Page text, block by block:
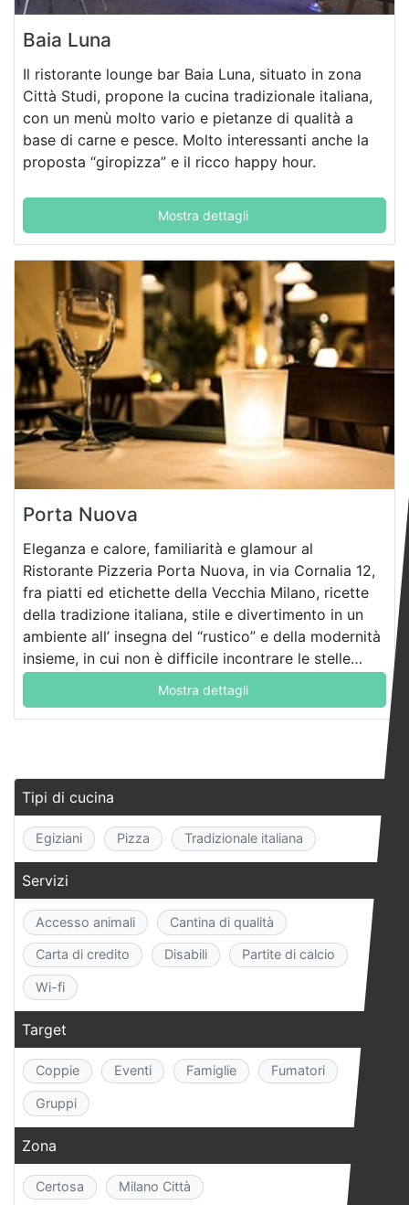
Baia Luna
Il ristorante lounge bar Baia Luna, situato in zona
Città Studi, propone la cucina tradizionale italiana,
con un menù molto vario e pietanze di qualità a
base di carne e pesce. Molto interessanti anche la
proposta “giropizza” e il ricco happy hour.
Mostra dettagli
Porta Nuova
Eleganza e calore, familiarità e glamour al
Ristorante Pizzeria Porta Nuova, in via Cornalia 12,
fra piatti ed etichette della Vecchia Milano, ricette
della tradizione italiana, stile e divertimento in un
ambiente all’ insegna del “rustico” e della modernità
insieme, in cui non è difficile incontrare le stelle
dello sport e dello showbiz.
Mostra dettagli
Tipi di cucina
Egiziani Pizza Tradizionale italiana
Servizi
Accesso animali Cantina di qualità
Carta di credito Disabili Partite di calcio
Wi-fi
Target
Coppie Eventi Famiglie Fumatori
Gruppi
Zona
Certosa Milano Città